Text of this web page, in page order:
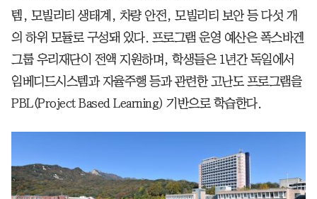
템, 모빌리티 생태계, 차량 안전, 모빌리티 보안 등 다섯 개
의 하위 모듈로 구성돼 있다. 프로그램 운영 예산은 폭스바겐
그룹 우리재단이 전액 지원하며, 학생들은 1년간 독일에서
임베디드시스템과 자율주행 등과 관련한 고난도 프로그램을
PBL(Project Based Learning) 기반으로 학습한다.